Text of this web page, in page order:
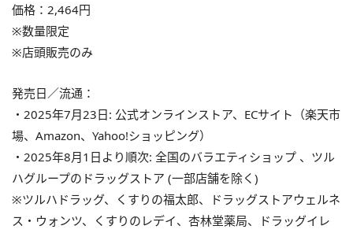
価格：2,464円
※数量限定
※店頭販売のみ
発売日／流通：
・2025年7月23日: 公式オンラインストア、ECサイト（楽天市
場、Amazon、Yahoo!ショッピング）
・2025年8月1日より順次: 全国のバラエティショップ 、ツル
ハグループのドラッグストア (一部店舗を除く)
※ツルハドラッグ、くすりの福太郎、ドラッグストアウェルネ
ス・ウォンツ、くすりのレデイ、杏林堂薬局、ドラッグイレ